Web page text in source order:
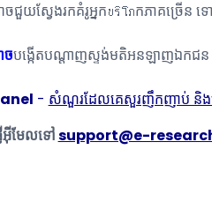
ចជួយស្វែងរកគំរូអ្នកบริโภកភាគច្រើ
ចបង្កើតបណ្តាញស្ទង់មតិអនឡាញឯកជ
- សំណួរដែលគេសួរញឹកញាប់ និងច
អ៊ីមែលទៅsupport@e-